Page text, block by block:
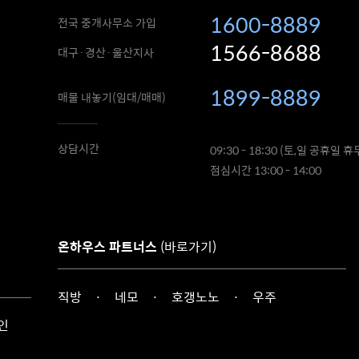
전국 중개사무소 가입 1600-8889
대구·경산·울산지사 1566-8688
매물 내놓기(임대/매매) 1899-8889
상담시간
09:30 - 18:30 (토,일 공휴일 휴
점심시간 13:00 - 14:00
온하우스 파트너스 (바로가기)
직방 · 네모 · 호갱노노 · 우주